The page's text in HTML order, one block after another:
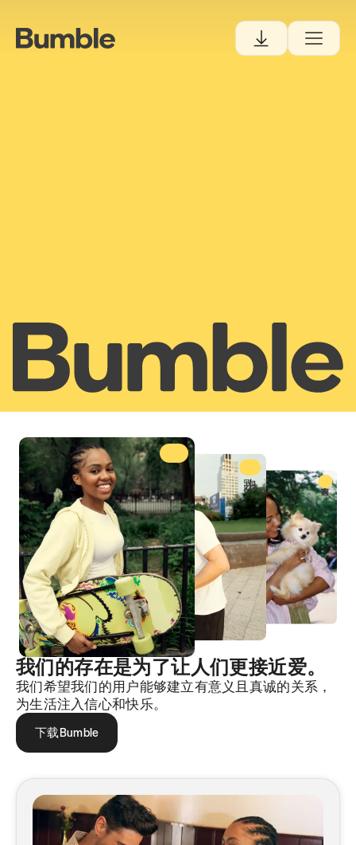
我们的存在是为了让人们更接近爱。
我们希望我们的用户能够建立有意义且真诚的关系，
为生活注入信心和快乐。
下载Bumble